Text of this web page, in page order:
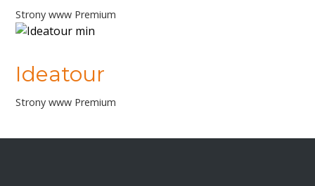
Strony www Premium
Ideatour
Strony www Premium